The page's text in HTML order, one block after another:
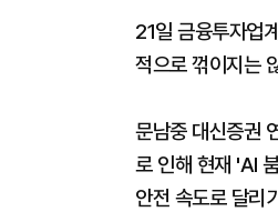
21일 금융투자업
적으로 꺾이지는
문남중 대신증권
로 인해 현재 'AI
안전 속도로 달리